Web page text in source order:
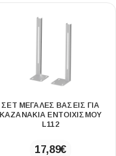
ΣΕΤ ΜΕΓΆΛΕΣ ΒΆΣΕΙΣ ΓΙΑ
ΚΑΖΑΝΆΚΙΑ ΕΝΤΟΙΧΙΣΜΟΎ
L112
17,89€